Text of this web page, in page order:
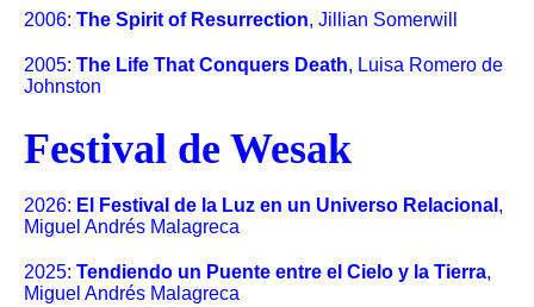
2006: The Spirit of Resurrection, Jillian Somerwill
2005: The Life That Conquers Death, Luisa Romero de
Johnston
Festival de Wesak
2026: El Festival de la Luz en un Universo Relacional ,
Miguel Andrés Malagreca
2025: Tendiendo un Puente entre el Cielo y la Tierra,
Miguel Andrés Malagreca